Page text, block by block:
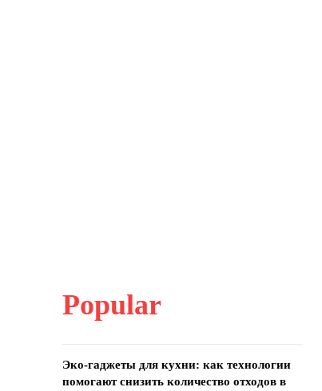
Popular
Эко-гаджеты для кухни: как технологии
помогают снизить количество отходов в